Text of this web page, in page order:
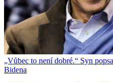
„Vůbec to není dobré.“ Syn
Bidena